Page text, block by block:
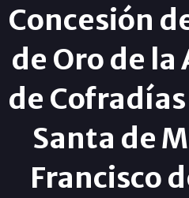
Concesión
de Oro de
de
Santa de
Francisco